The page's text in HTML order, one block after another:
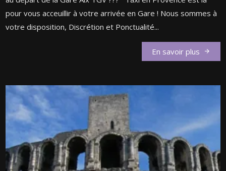
pour vous acceuillir à votre arrivée en Gare ! Nous sommes à
votre disposition, Discrétion et Ponctualité...
En savoir plus